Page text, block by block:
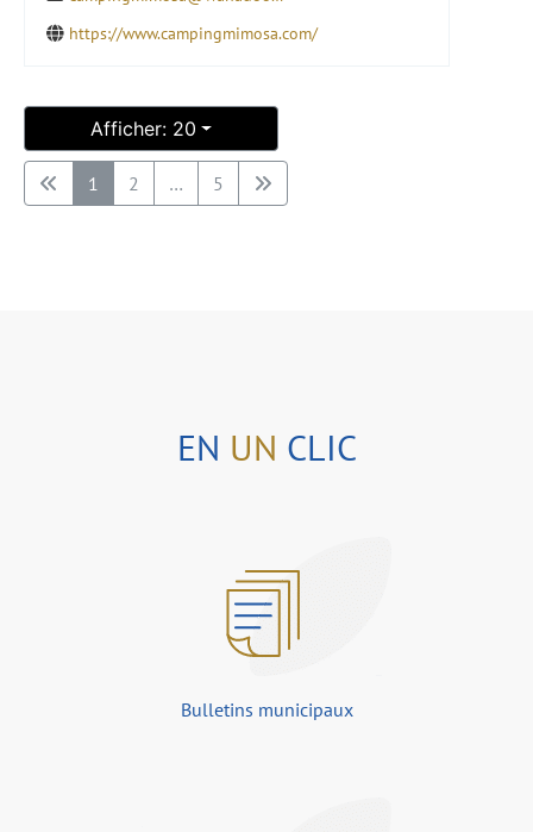
https://www.campingmimosa.com/
Afficher: 20
1 2 … 5
EN UN CLIC
Bulletins municipaux